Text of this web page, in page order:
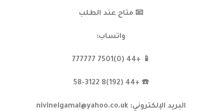
📧 متاح عند الطلب
واتساب:
📱 +44 (0)7501 777777
☎️ +44 (192)8 58-3122
البريد الإلكتروني: nivinelgamal@yahoo.co.uk